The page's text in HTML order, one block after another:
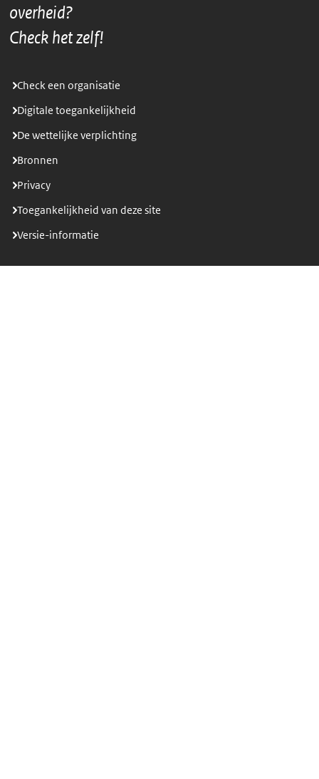
overheid?
Check het zelf!
Check een organisatie
Digitale toegankelijkheid
De wettelijke verplichting
Bronnen
Privacy
Toegankelijkheid van deze site
Versie-informatie